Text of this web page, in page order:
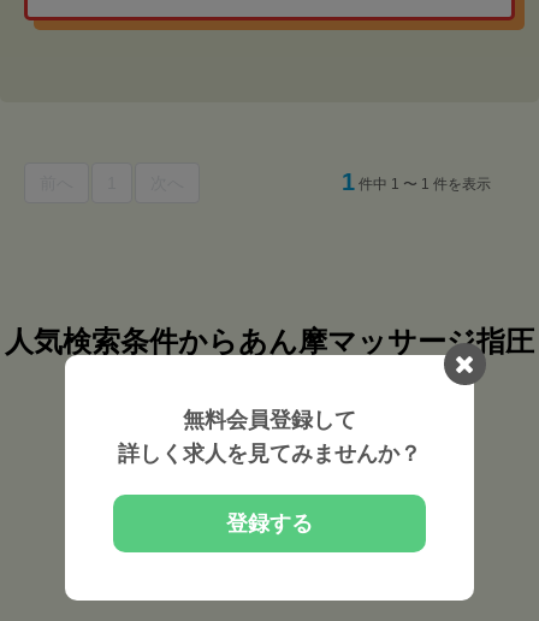
1 件中 1 〜 1 件を表示
人気検索条件からあん摩マッサージ指圧
埼玉県 の あん摩マッサージ指圧師の求人を
埼玉県 近隣都道府県から探す
無料会員登録して
詳しく求人を見てみませんか？
登録する